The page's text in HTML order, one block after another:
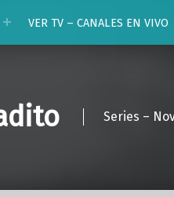
VER TV – CANALES EN VIVO
Series –